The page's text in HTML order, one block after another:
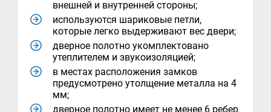
внешней и внутренней стороны;
используются шариковые петли,
которые легко выдерживают вес двери;
дверное полотно укомплектовано
утеплителем и звукоизоляцией;
в местах расположения замков
предусмотрено утолщение металла на 4
мм;
дверное полотно имеет не менее 6 ребер